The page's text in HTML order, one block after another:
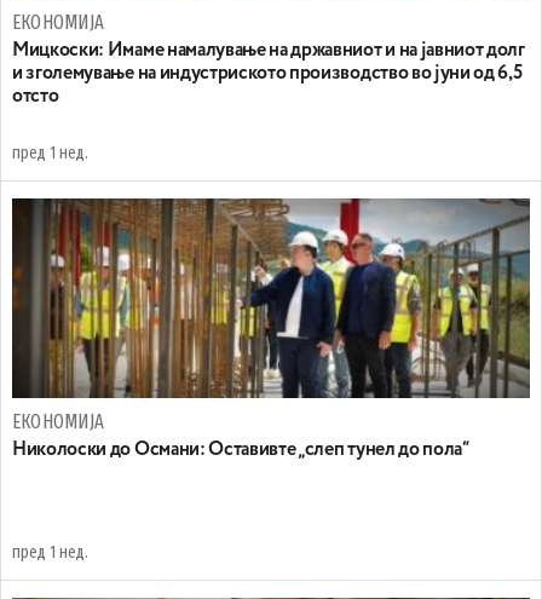
ЕКОНОМИЈА
Mицкоски: Имаме намалување на државниот и на јавниот долг
и зголемување на индустриското производство во јуни од 6,5
отсто
пред 1 нед.
ЕКОНОМИЈА
Николоски до Османи: Oставивте „слеп тунел до пола“
пред 1 нед.